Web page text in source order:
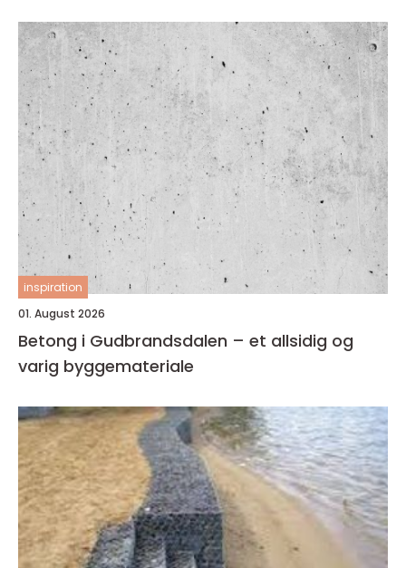
inspiration
01. August 2026
Betong i Gudbrandsdalen – et allsidig og
varig byggemateriale